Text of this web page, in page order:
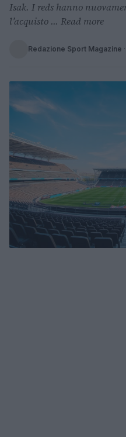
Isak. I reds hanno
l’acquisto ... Read more
Redazione Sport Magazine ·